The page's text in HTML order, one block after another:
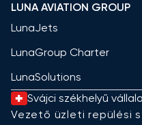
LUNA AVIATION GROUP
LunaJets
LunaGroup Charter
LunaSolutions
Svájci székhelyű
Vezető üzleti repülési